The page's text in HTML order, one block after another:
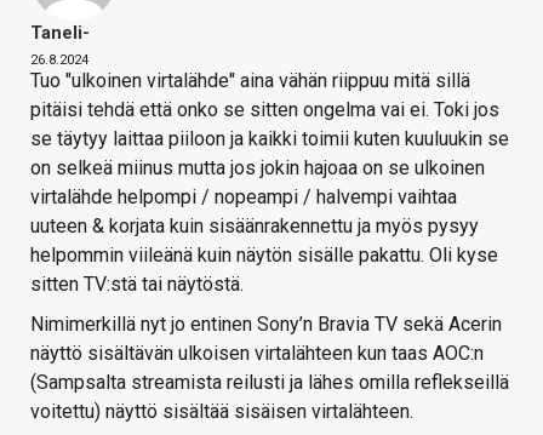
Taneli-
26.8.2024
Tuo "ulkoinen virtalähde" aina vähän riippuu mitä sillä
pitäisi tehdä että onko se sitten ongelma vai ei. Toki jos
se täytyy laittaa piiloon ja kaikki toimii kuten kuuluukin se
on selkeä miinus mutta jos jokin hajoaa on se ulkoinen
virtalähde helpompi / nopeampi / halvempi vaihtaa
uuteen & korjata kuin sisäänrakennettu ja myös pysyy
helpommin viileänä kuin näytön sisälle pakattu. Oli kyse
sitten TV:stä tai näytöstä.
Nimimerkillä nyt jo entinen Sony’n Bravia TV sekä Acerin
näyttö sisältävän ulkoisen virtalähteen kun taas AOC:n
(Sampsalta streamista reilusti ja lähes omilla reflekseillä
voitettu) näyttö sisältää sisäisen virtalähteen.